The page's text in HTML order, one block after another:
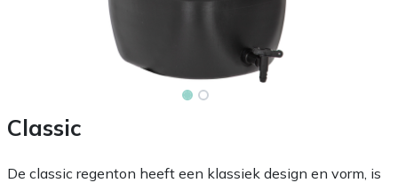
Classic
De classic regenton heeft een klassiek design en vorm, is